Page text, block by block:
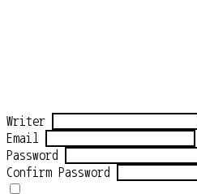
Writer
Email
Password
Confirm Password